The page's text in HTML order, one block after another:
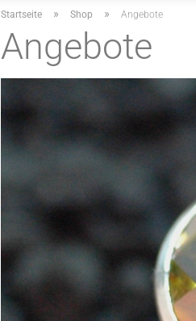
Startseite » Shop » Angebote
Angebote